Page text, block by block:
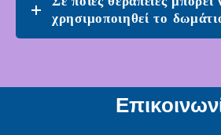
χρησιμοποιηθεί το